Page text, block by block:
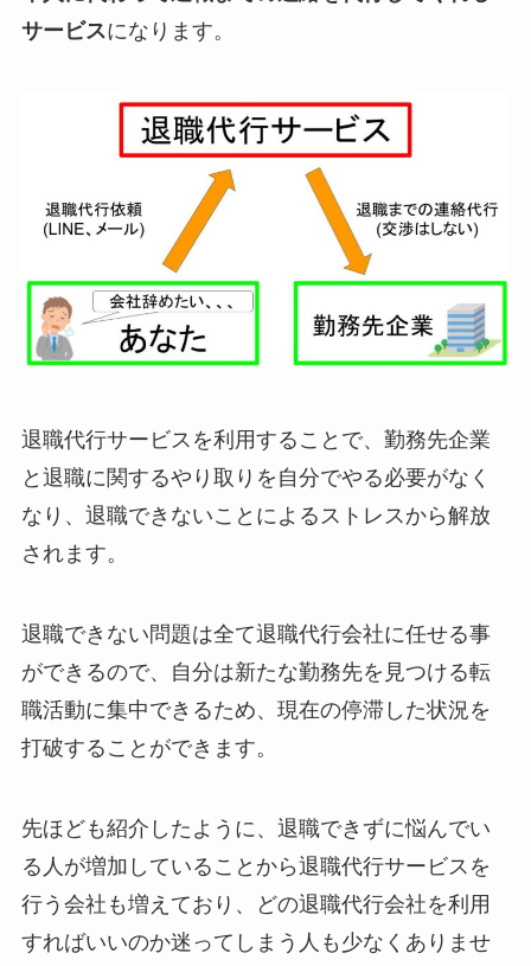
サービスになります。
退職代行サービスを利用することで、勤務先企業
と退職に関するやり取りを自分でやる必要がなく
なり、退職できないことによるストレスから解放
されます。
退職できない問題は全て退職代行会社に任せる事
ができるので、自分は新たな勤務先を見つける転
職活動に集中できるため、現在の停滞した状況を
打破することができます。
先ほども紹介したように、退職できずに悩んでい
る人が増加していることから退職代行サービスを
行う会社も増えており、どの退職代行会社を利用
すればいいのか迷ってしまう人も少なくありませ